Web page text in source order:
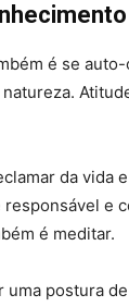
é se
da vida
e
é meditar.
uma postura